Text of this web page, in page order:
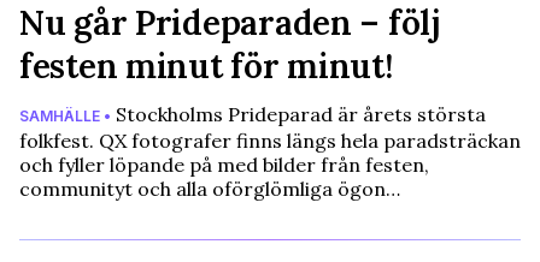
Nu går Prideparaden – följ
festen minut för minut!
SAMHÄLLE • Stockholms Prideparad är årets största
folkfest. QX fotografer finns längs hela paradsträckan
och fyller löpande på med bilder från festen,
communityt och alla oförglömliga ögon…